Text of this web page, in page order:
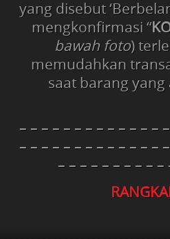
yang disebut
mengkonfirmasi “
bawah foto)
memudahkan
saat barang
– – – – – – – – – – – – –
– – – – – – – – – – – – –
– – – – – – – – – –